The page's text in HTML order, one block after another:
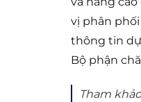
vị phân
thông tin
Bộ phận
Tham